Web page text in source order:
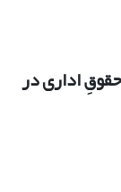
اداری در